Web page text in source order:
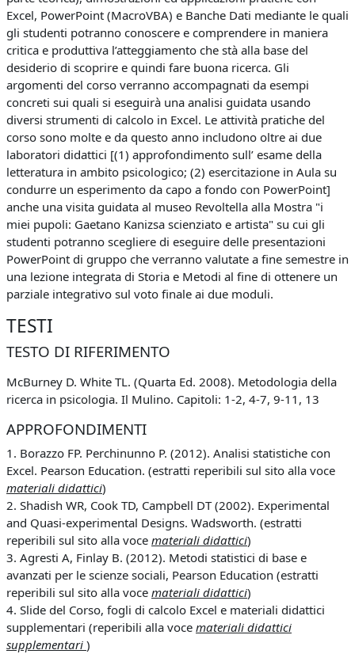
Excel, PowerPoint (MacroVBA) e Banche Dati mediante le quali
gli studenti potranno conoscere e comprendere in maniera
critica e produttiva l’atteggiamento che stà alla base del
desiderio di scoprire e quindi fare buona ricerca. Gli
argomenti del corso verranno accompagnati da esempi
concreti sui quali si eseguirà una analisi guidata usando
diversi strumenti di calcolo in Excel. Le attività pratiche del
corso sono molte e da questo anno includono oltre ai due
laboratori didattici [(1) approfondimento sull’ esame della
letteratura in ambito psicologico; (2) esercitazione in Aula su
condurre un esperimento da capo a fondo con PowerPoint]
anche una visita guidata al museo Revoltella alla Mostra "i
miei pupoli: Gaetano Kanizsa scienziato e artista" su cui gli
studenti potranno scegliere di eseguire delle presentazioni
PowerPoint di gruppo che verranno valutate a fine semestre in
una lezione integrata di Storia e Metodi al fine di ottenere un
parziale integrativo sul voto finale ai due moduli.
TESTI
TESTO DI RIFERIMENTO
McBurney D. White TL. (Quarta Ed. 2008). Metodologia della
ricerca in psicologia. Il Mulino. Capitoli: 1-2, 4-7, 9-11, 13
APPROFONDIMENTI
1. Borazzo FP. Perchinunno P. (2012). Analisi statistiche con
Excel. Pearson Education. (estratti reperibili sul sito alla voce
materiali didattici)
2. Shadish WR, Cook TD, Campbell DT (2002). Experimental
and Quasi-experimental Designs. Wadsworth. (estratti
reperibili sul sito alla voce materiali didattici)
3. Agresti A, Finlay B. (2012). Metodi statistici di base e
avanzati per le scienze sociali, Pearson Education (estratti
reperibili sul sito alla voce materiali didattici)
4. Slide del Corso, fogli di calcolo Excel e materiali didattici
supplementari (reperibili alla voce materiali didattici
supplementari )